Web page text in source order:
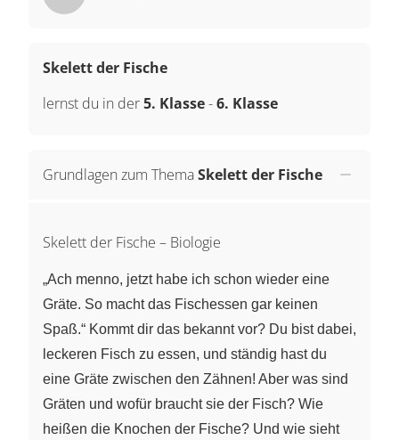
Skelett der Fische
lernst du in der5. Klasse-6. Klasse
Grundlagen zum ThemaSkelett der Fische
Skelett der Fische – Biologie
„Ach menno, jetzt habe ich schon wieder eine
Gräte. So macht das Fischessen gar keinen
Spaß.“ Kommt dir das bekannt vor? Du bist dabei,
leckeren Fisch zu essen, und ständig hast du
eine Gräte zwischen den Zähnen! Aber was sind
Gräten und wofür braucht sie der Fisch? Wie
heißen die Knochen der Fische? Und wie sieht